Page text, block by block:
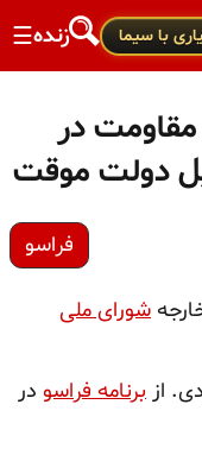
با سیما زنده☰
مقاومت در
دولت موقت
فراسو
شورای ملی
از برنامه فراسو در